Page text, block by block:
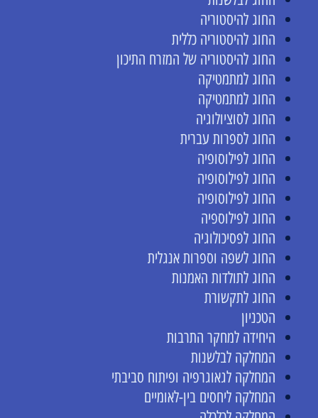
החוג להיסטוריה
החוג להיסטוריה כללית
החוג להיסטוריה של המזרח התיכון
החוג למתמטיקה
החוג למתמטיקה
החוג לסוציולוגיה
החוג לספרות עברית
החוג לפילוסופיה
החוג לפילוסופיה
החוג לפילוסופיה
החוג לפילוספיה
החוג לפסיכולוגיה
החוג לשפה וספרות אנגלית
החוג לתולדות האמנות
החוג לתקשורת
הטכניון
היחידה למחקר התרבות
המחלקה לבלשנות
המחלקה לגאוגרפיה ופיתוח סביבתי
המחלקה ליחסים בין-לאומיים